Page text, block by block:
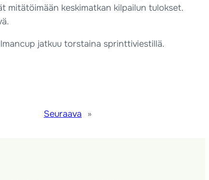
mitätöimään keskimatkan kilpailun tulokset.
jatkuu torstaina sprinttiviestillä.
Seuraava »